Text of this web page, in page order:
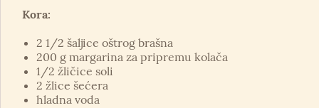
Kora:
2 1/2 šaljice oštrog brašna
200 g margarina za pripremu kolača
1/2 žličice soli
2 žlice šećera
hladna voda